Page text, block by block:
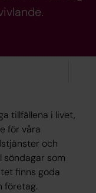
tillfällena i livet,
för våra
och
söndagar som
finns goda
företag.